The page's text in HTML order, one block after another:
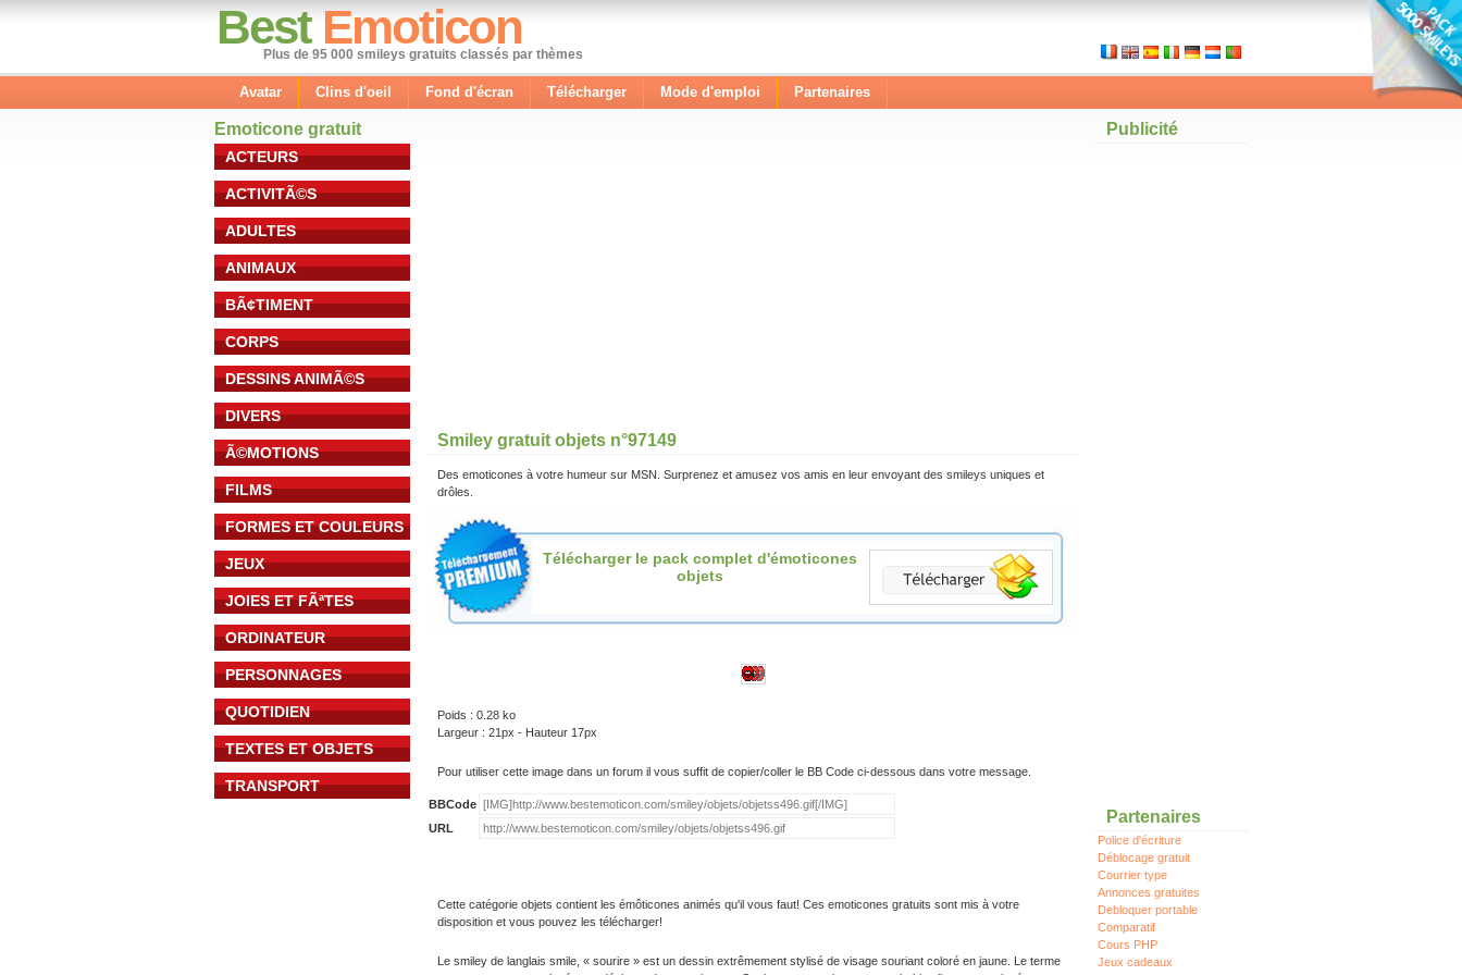
Best Emoticon
Plus de 95 000 smileys gratuits classés par thèmes
Avatar Clins d'oeil Fond d'écran Télécharger Mode d'emploi Partenaires
Emoticone gratuit
ACTEURS
ACTIVITÃ©S
ADULTES
ANIMAUX
BÃ¢TIMENT
CORPS
DESSINS ANIMÃ©S
DIVERS
Ã©MOTIONS
FILMS
FORMES ET COULEURS
JEUX
JOIES ET FÃªTES
ORDINATEUR
PERSONNAGES
QUOTIDIEN
TEXTES ET OBJETS
TRANSPORT
Smiley gratuit objets n°97149
Des emoticones à votre humeur sur MSN. Surprenez et amusez vos amis en leur envoyant des smileys uniques et
drôles.
Télécharger le pack complet d'émoticones
objets
Poids : 0.28 ko
Largeur : 21px - Hauteur 17px
Pour utiliser cette image dans un forum il vous suffit de copier/coller le BB Code ci-dessous dans votre message.
BBCode
URL
Cette catégorie objets contient les émôticones animés qu'il vous faut! Ces emoticones gratuits sont mis à votre
disposition et vous pouvez les télécharger!
Le smiley de langlais smile, « sourire » est un dessin extrêmement stylisé de visage souriant coloré en jaune. Le terme
Publicité
Partenaires
Police d'écriture
Déblocage gratuit
Courrier type
Annonces gratuites
Debloquer portable
Comparatif
Cours PHP
Jeux cadeaux